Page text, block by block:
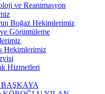
ve Reanimasyon
Boğaz Hekimlerimiz
Görüntüleme
Hekimlerimiz
Hizmetleri
BAŞKAYA